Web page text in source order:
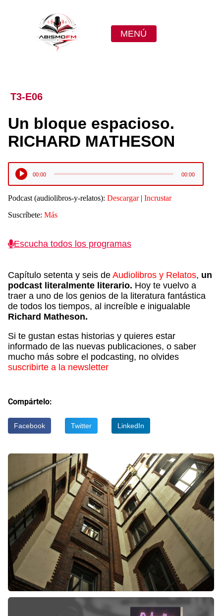
MENÚ
T3-E06
Un bloque espacioso.
RICHARD MATHESON
Reproductor
audio
00:00 00:00
Podcast (audiolibros-y-relatos): Descargar| Incrustar
Suscríbete: Más
Escucha todos los programas
Capítulo setenta y seis de Audiolibros y Relatos, un
podcast literalmente literario. Hoy te vuelvo a
traer a uno de los genios de la literatura fantástica
de todos los tiempos, al increíble e inigualable
Richard Matheson.
Si te gustan estas historias y quieres estar
informado de las nuevas publicaciones, o saber
mucho más sobre el podcasting, no olvides
suscribirte a la newsletter
Compártelo:
Facebook Twitter LinkedIn